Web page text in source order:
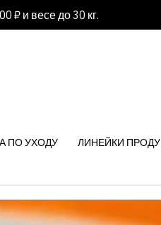
₽ и весе до 30 кг.
ПО УХОДУ ЛИНЕЙКИ